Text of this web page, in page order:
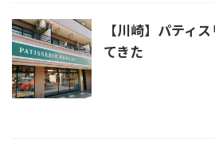
【川崎】パティ
てきた